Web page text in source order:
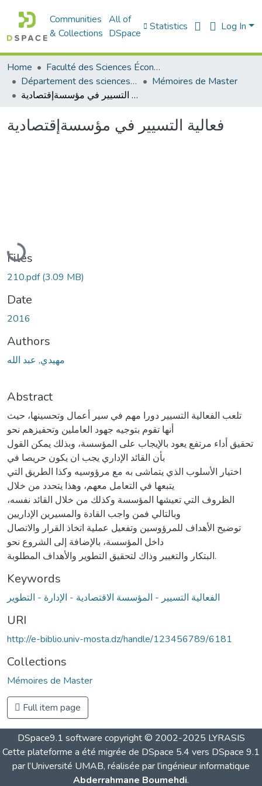
Communities
& Collections
All of
DSpace
Statistics Log In
Home
Faculté des Sciences Économiques Commerciales et des Sciences de Gestion
Département des sciences de gestion
Mémoires de Master
فعالية التسيير في مؤسسةإقتصادية
فعالية التسيير في مؤسسةإقتصادية
Loading...
Files
210.pdf(3.09 MB)
Date
2016
Authors
مهيدي, عبد الله
Abstract
تلعب الفعالية التسيير دورا مهم في سير أعمال وتحسينها، حيث
أنها تقوم بتوجيه جهود العاملين وتحفيزهم نحو
تحقيق أداء مرتفع يعود بالإيجاب على المؤسسة، وبذلك يمكن القول
بأن القائد الإداري يجب ان يكون حريصا في
اختيار الأسلوب الذي يتماشى به مع مرؤوسيه وكذا الطريق التي
يتبعها في التعامل معهم، وهذا يتحدد من خلال
الظروف التي تعيشها المؤسسة وكذلك من خلال القائد نفسه،
وبالتالي فمن واجب القادة والمسيرين الإداريين
توضيح الأهداف للمرؤوسين وتفعيل عملية اتخاذ القرار والاتصال
داخل المؤسسة، بالإضافة إلى الشروع نحو
البتكار والتغيير وذاك لتحقيق التطوير والأهداف المطلوبة.
Keywords
الفعالية التسيير - المؤسسة الاقتصادية - الإدارة - التطوير
URI
http://e-biblio.univ-mosta.dz/handle/123456789/6181
Collections
Mémoires de Master
Full item page
DSpace9.1 software copyright © 2002-2025 LYRASIS
Cette plateforme a été migrée de DSpace 5.4 vers DSpace 9.1
par l’Université UMAB, réalisée par l’ingénieur informatique
Abderrahmane Boumehdi.